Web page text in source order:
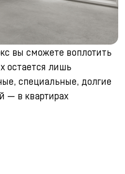
вы сможете воплотить
остается лишь
специальные, долгие
— в квартирах